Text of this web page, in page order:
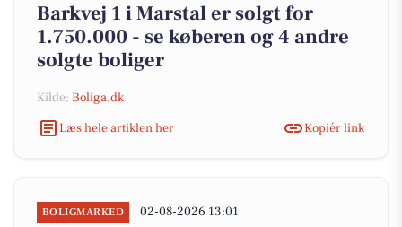
Barkvej 1 i Marstal er solgt for
1.750.000 - se køberen og 4 andre
solgte boliger
Kilde: Boliga.dk
Læs hele artiklen her
Kopiér link
BOLIGMARKED 02-08-2026 13:01